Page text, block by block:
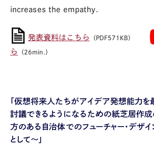
increases the empathy.
発表資料はこちら （PDF571KB）
ら
（26min.）
「仮想将来人たちがアイデア発想能力
討議できるようになるための紙芝居作
方のある自治体でのフューチャー・デザ
として～」